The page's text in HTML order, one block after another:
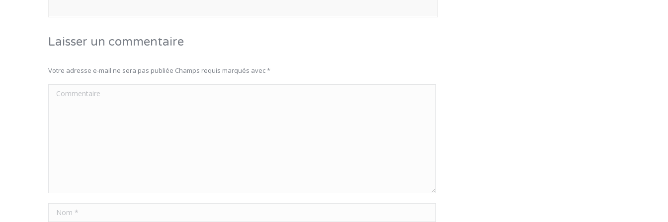
Laisser un commentaire
Votre adresse e-mail ne sera pas publiée Champs requis marqués avec*
Commentaire
Nom *